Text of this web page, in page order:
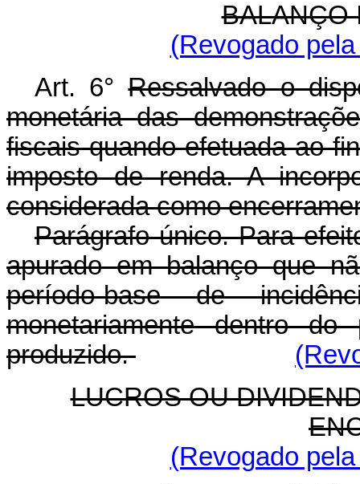
BALANÇO
(Revogado
Art. 6°Ressalvado o
monetária das
fiscais quando efetuada ao
imposto de renda. A
considerada como
Parágrafo único. Para
apurado em balanço que
período-base de
monetariamente dentro
produzido.
LUCROS OU
(Revogado